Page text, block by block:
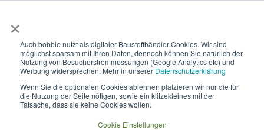
×
Auch bobbie nutzt als digitaler Baustoffhändler Cookies. Wir sind
möglichst sparsam mit Ihren Daten, dennoch können Sie natürlich der
Nutzung von Besucherstrommessungen (Google Analytics etc) und
Werbung widersprechen. Mehr in unserer Datenschutzerklärung
Wenn Sie die optionalen Cookies ablehnen platzieren wir nur die für
die Nutzung der Seite nötigen, sowie ein klitzekleines mit der
Tatsache, dass sie keine Cookies wollen.
Cookie Einstellungen
Sprossenleiter aus
Aluminium, einteilig, NV1210
1х15